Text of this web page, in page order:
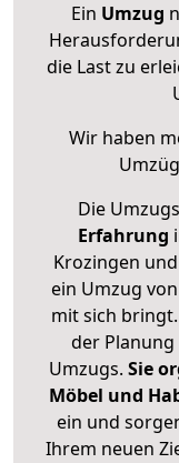
Ein Umzug
die Last zu
Wir haben
Die
Erfahrung
Krozingen
ein Umzug
mit sich
der
Umzugs. Sie
Möbel und
ein und
Ihrem neuen